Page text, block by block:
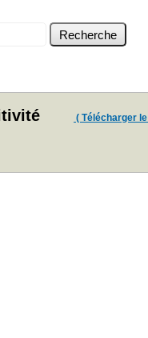
( Télécharger